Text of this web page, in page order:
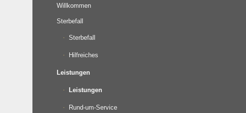
Willkommen
Sterbefall
Sterbefall
Hilfreiches
Leistungen
Leistungen
Rund-um-Service